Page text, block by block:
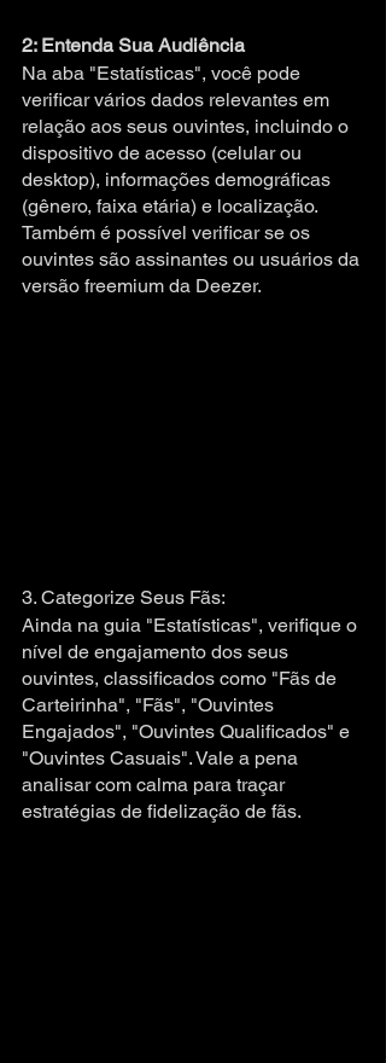
2: Entenda Sua Audiência
Na aba "Estatísticas", você pode
verificar vários dados relevantes em
relação aos seus ouvintes, incluindo o
dispositivo de acesso (celular ou
desktop), informações demográficas
(gênero, faixa etária) e localização.
Também é possível verificar se os
ouvintes são assinantes ou usuários da
versão freemium da Deezer.
3. Categorize Seus Fãs:
Ainda na guia "Estatísticas", verifique o
nível de engajamento dos seus
ouvintes, classificados como "Fãs de
Carteirinha", "Fãs", "Ouvintes
Engajados", "Ouvintes Qualificados" e
"Ouvintes Casuais". Vale a pena
analisar com calma para traçar
estratégias de fidelização de fãs.